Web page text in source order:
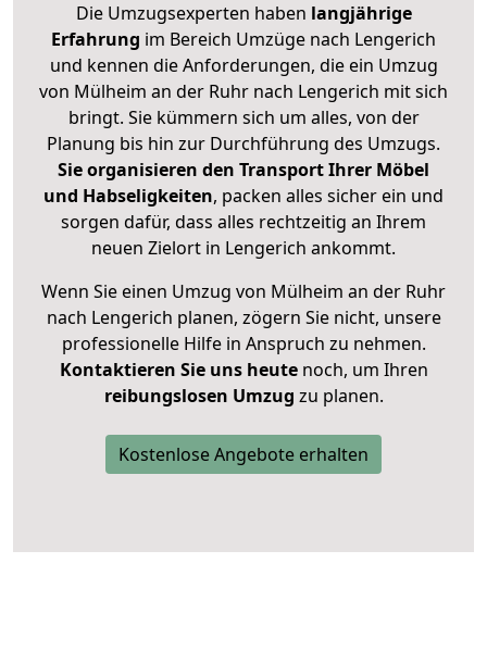
Die Umzugsexperten haben langjährige
Erfahrung im Bereich Umzüge nach Lengerich
und kennen die Anforderungen, die ein Umzug
von Mülheim an der Ruhr nach Lengerich mit sich
bringt. Sie kümmern sich um alles, von der
Planung bis hin zur Durchführung des Umzugs.
Sie organisieren den Transport Ihrer Möbel
und Habseligkeiten, packen alles sicher ein und
sorgen dafür, dass alles rechtzeitig an Ihrem
neuen Zielort in Lengerich ankommt.
Wenn Sie einen Umzug von Mülheim an der Ruhr
nach Lengerich planen, zögern Sie nicht, unsere
professionelle Hilfe in Anspruch zu nehmen.
Kontaktieren Sie uns heutenoch, um Ihren
reibungslosen Umzug zu planen.
Kostenlose Angebote erhalten